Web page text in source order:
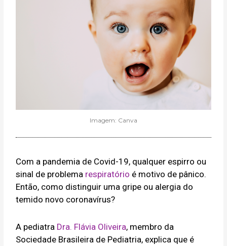
Imagem: Canva
Com a pandemia de Covid-19, qualquer espirro ou
sinal de problema respiratório é motivo de pânico.
Então, como distinguir uma gripe ou alergia do
temido novo coronavírus?
A pediatra Dra. Flávia Oliveira, membro da
Sociedade Brasileira de Pediatria, explica que é